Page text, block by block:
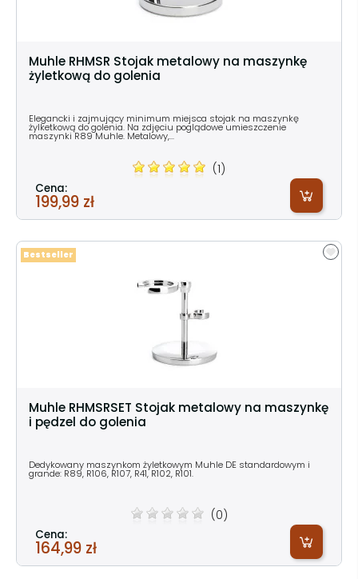
Muhle RHMSR Stojak metalowy na maszynkę
żyletkową do golenia
Elegancki i zajmujący minimum miejsca stojak na maszynkę
żylketkową do golenia. Na zdjęciu poglądowe umieszczenie
maszynki R89 Muhle. Metalowy,...
(1)
Cena:
199,99 zł
Muhle RHMSRSET Stojak metalowy na maszynkę
i pędzel do golenia
Dedykowany maszynkom żyletkowym Muhle DE standardowym i
grande: R89, R106, R107, R41, R102, R101.
(0)
Cena:
164,99 zł
Bestseller